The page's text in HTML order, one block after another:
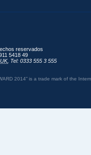
reservados
5418 49
UK, Tel: 0333 555 3 555
2014” is a trade mark of the